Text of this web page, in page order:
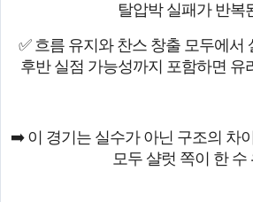
탈압박 실패가 반복
✅ 흐름 유지와 찬스 창출 모두에서
후반 실점 가능성까지 포함하면 유
➡️ 이 경기는 실수가 아닌 구조의 차
모두 샬럿 쪽이 한 수